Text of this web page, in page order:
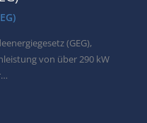
(GEG),
von über 290 kW